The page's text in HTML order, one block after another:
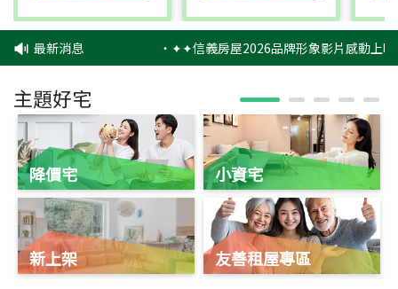
最新消息 ‧✦✦信義房屋2026品牌形象影片感動上映
主題好宅
降價宅
新上架
小資宅
友善租屋專區